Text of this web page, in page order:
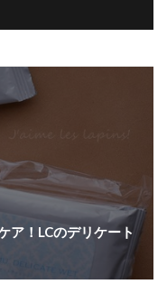
ア！LCのデリケート